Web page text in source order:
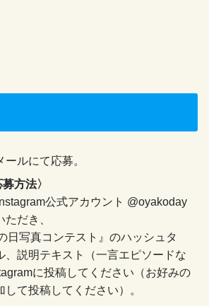
ルにて応募。
方法〉
公式アカウント @oyakoday
だき、
日写真コンテスト』のハッシュタ
、説明テキスト（一言エピソードな
に投稿してください（お好みの
て投稿してください）。